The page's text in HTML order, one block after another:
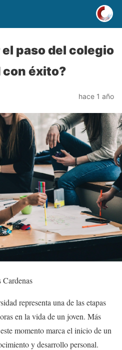
paso del colegio
con éxito?
hace 1 año
representa una de las etapas
en la vida de un joven. Más
momento marca el inicio de un
y desarrollo personal.